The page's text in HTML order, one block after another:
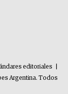
editoriales
Argentina. Todos